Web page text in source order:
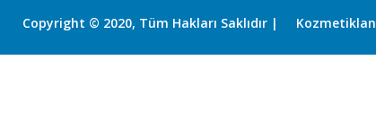
- Hem maskülen hem de unisex bir koku arayanlar
Copyright © 2020, Tüm Hakları Saklıdır |